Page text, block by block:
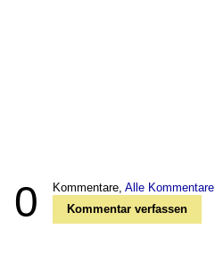
0 Kommentare, Alle Kommentare
Kommentar verfassen